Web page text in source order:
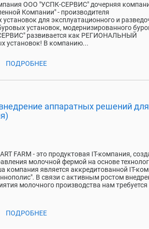
ООО "УСПК-СЕРВИС" дочерняя
Компании" - производителя
для эксплуатационного и
установок, модернизированного
развивается как РЕГИОНАЛЬНЫЙ
установок! В компанию...
ПОДРОБНЕЕ
аппаратных решений для
FARM - это продуктовая IT-компания,
молочной фермой на основе
компания является аккредитованной IT-
В связи с активным ростом
молочного производства нам требуется
ПОДРОБНЕЕ